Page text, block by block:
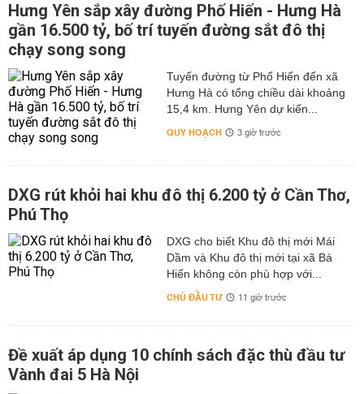
Hưng Yên sắp xây đường Phố Hiến - Hưng Hà
gần 16.500 tỷ, bố trí tuyến đường sắt đô thị
chạy song song
Tuyến đường từ Phố Hiến đến xã
Hưng Hà có tổng chiều dài khoảng
15,4 km. Hưng Yên dự kiến...
QUY HOẠCH 3 giờ trước
DXG rút khỏi hai khu đô thị 6.200 tỷ ở Cần Thơ,
Phú Thọ
DXG cho biết Khu đô thị mới Mái
Dầm và Khu đô thị mới tại xã Bá
Hiến không còn phù hợp với...
CHỦ ĐẦU TƯ 11 giờ trước
Đề xuất áp dụng 10 chính sách đặc thù đầu tư
Vành đai 5 Hà Nội